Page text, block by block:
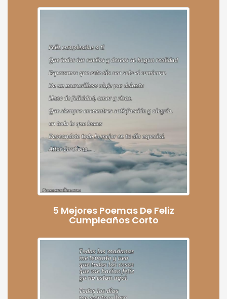
5 Mejores Poemas De Feliz
Cumpleaños Corto